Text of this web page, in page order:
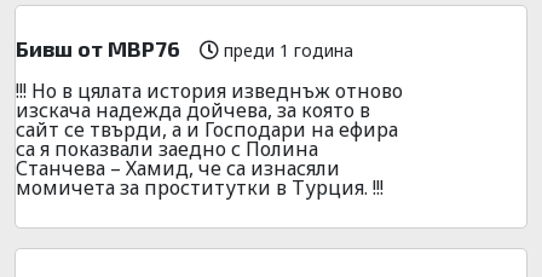
Бивш от МВР76 преди 1 година
!!! Но в цялата история изведнъж отново
изскача надежда дойчева, за която в
сайт се твърди, а и Господари на ефира
са я показвали заедно с Полина
Станчева – Хамид, че са изнасяли
момичета за проститутки в Турция. !!!